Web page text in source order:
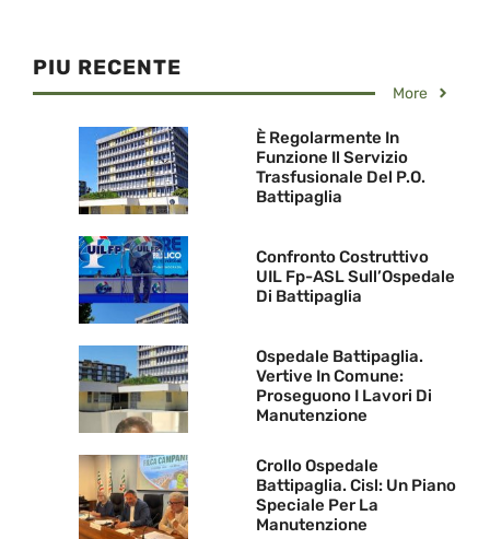
PIU RECENTE
More
È Regolarmente In
Funzione Il Servizio
Trasfusionale Del P.O.
Battipaglia
Confronto Costruttivo
UIL Fp-ASL Sull’Ospedale
Di Battipaglia
Ospedale Battipaglia.
Vertive In Comune:
Proseguono I Lavori Di
Manutenzione
Crollo Ospedale
Battipaglia. Cisl: Un Piano
Speciale Per La
Manutenzione